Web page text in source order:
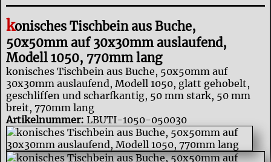
konisches Tischbein aus Buche,
50x50mm auf 30x30mm auslaufend,
Modell 1050, 770mm lang
konisches Tischbein aus Buche, 50x50mm auf
30x30mm auslaufend, Modell 1050, glatt gehobelt,
geschliffen und scharfkantig, 50 mm stark, 50 mm
breit, 770mm lang
Artikelnummer: LBUTI-1050-050030